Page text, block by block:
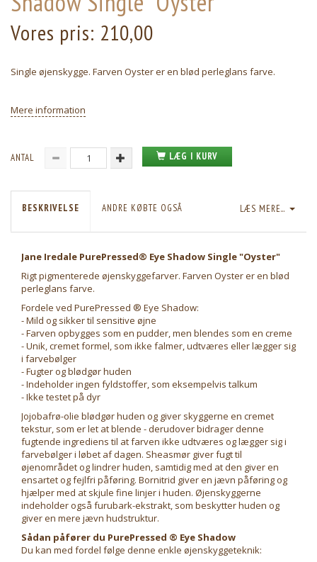
Vores pris: 210,00
Single øjenskygge. Farven Oyster er en blød perleglans farve.
Mere information
ANTAL LÆG I KURV
LÆS MERE...
BESKRIVELSE ANDRE KØBTE OGSÅ
Jane Iredale PurePressed® Eye Shadow Single "Oyster"
Rigt pigmenterede øjenskyggefarver. Farven Oyster er en blød
perleglans farve.
Fordele ved PurePressed ® Eye Shadow:
- Mild og sikker til sensitive øjne
- Farven opbygges som en pudder, men blendes som en creme
- Unik, cremet formel, som ikke falmer, udtværes eller lægger sig
i farvebølger
- Fugter og blødgør huden
- Indeholder ingen fyldstoffer, som eksempelvis talkum
- Ikke testet på dyr
Jojobafrø-olie blødgør huden og giver skyggerne en cremet
tekstur, som er let at blende - derudover bidrager denne
fugtende ingrediens til at farven ikke udtværes og lægger sig i
farvebølger i løbet af dagen. Sheasmør giver fugt til
øjenområdet og lindrer huden, samtidig med at den giver en
ensartet og fejlfri påføring. Bornitrid giver en jævn påføring og
hjælper med at skjule fine linjer i huden. Øjenskyggerne
indeholder også furubark-ekstrakt, som beskytter huden og
giver en mere jævn hudstruktur.
Sådan påfører du PurePressed ® Eye Shadow
Du kan med fordel følge denne enkle øjenskyggeteknik: